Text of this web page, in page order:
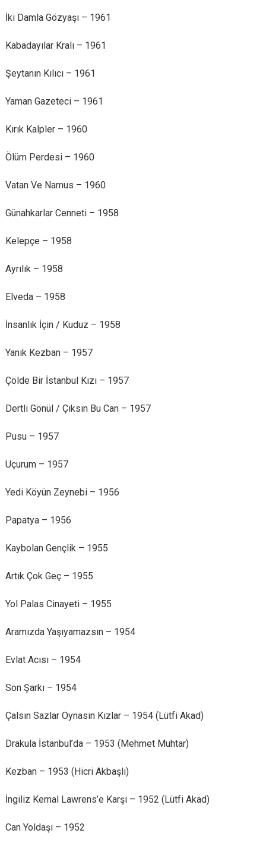
İki Damla Gözyaşı – 1961
Kabadayılar Kralı – 1961
Şeytanın Kılıcı – 1961
Yaman Gazeteci – 1961
Kırık Kalpler – 1960
Ölüm Perdesi – 1960
Vatan Ve Namus – 1960
Günahkarlar Cenneti – 1958
Kelepçe – 1958
Ayrılık – 1958
Elveda – 1958
İnsanlık İçin / Kuduz – 1958
Yanık Kezban – 1957
Çölde Bir İstanbul Kızı – 1957
Dertli Gönül / Çıksın Bu Can – 1957
Pusu – 1957
Uçurum – 1957
Yedi Köyün Zeynebi – 1956
Papatya – 1956
Kaybolan Gençlik – 1955
Artık Çok Geç – 1955
Yol Palas Cinayeti – 1955
Aramızda Yaşıyamazsın – 1954
Evlat Acısı – 1954
Son Şarkı – 1954
Çalsın Sazlar Oynasın Kızlar – 1954 (Lütfi Akad)
Drakula İstanbul’da – 1953 (Mehmet Muhtar)
Kezban – 1953 (Hicri Akbaşlı)
İngiliz Kemal Lawrens’e Karşı – 1952 (Lütfi Akad)
Can Yoldaşı – 1952